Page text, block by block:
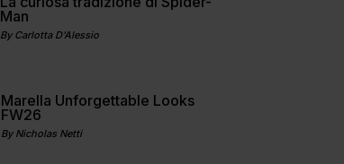
Man
By Carlotta D'Alessio
Marella Unforgettable Looks
FW26
By Nicholas Netti